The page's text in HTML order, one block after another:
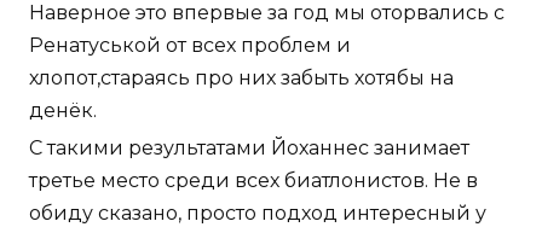
Наверное это впервые за год мы оторвались с
Ренатуськой от всех проблем и
хлопот,стараясь про них забыть хотябы на
денёк.
С такими результатами Йоханнес занимает
третье место среди всех биатлонистов. Не в
обиду сказано, просто подход интересный у